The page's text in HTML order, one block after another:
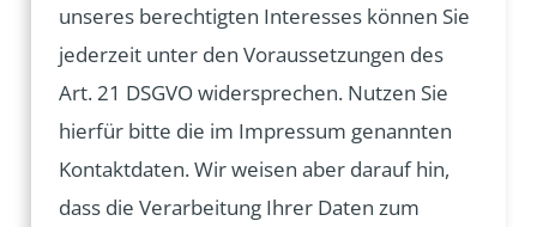
unseres berechtigten Interesses können Sie
jederzeit unter den Voraussetzungen des
Art. 21 DSGVO widersprechen. Nutzen Sie
hierfür bitte die im Impressum genannten
Kontaktdaten. Wir weisen aber darauf hin,
dass die Verarbeitung Ihrer Daten zum